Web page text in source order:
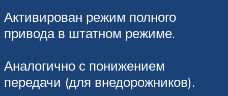
Активирован режим полного
привода в штатном режиме.
Аналогично с понижением
передачи (для внедорожников).